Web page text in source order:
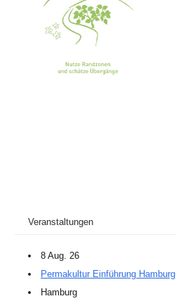
Veranstaltungen
8 Aug. 26
Permakultur Einführung Hamburg
Hamburg